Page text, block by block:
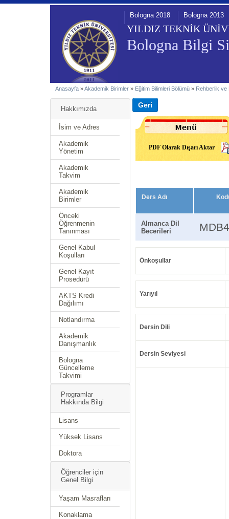
YILDIZ TEKNİK
Bologna Bilgi
Bologna 2018 Bologna 2013
Anasayfa »Akademik Birimler » Eğitim Bilimleri Bölümü » Rehberlik ve
Hakkımızda
İsim ve Adres
Akademik
Yönetim
Akademik
Takvim
Akademik
Birimler
Önceki
Öğrenmenin
Tanınması
Genel Kabul
Koşulları
Genel Kayıt
Prosedürü
AKTS Kredi
Dağılımı
Notlandırma
Akademik
Danışmanlık
Bologna
Güncelleme
Takvimi
Programlar
Hakkında Bilgi
Lisans
Yüksek Lisans
Doktora
Öğrenciler için
Genel Bilgi
Yaşam Masrafları
Konaklama
PDF Olarak Dışarı Aktar
Ders Adı
Almanca Dil
Becerileri
Önkoşullar
Yarıyıl
Dersin Dili
Dersin Seviyesi